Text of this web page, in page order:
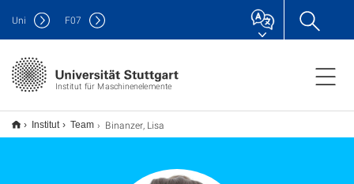
Institut für Maschinenelemente
Uni F07
Institut Team Binanzer, Lisa